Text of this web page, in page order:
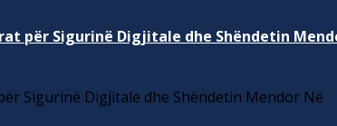
për Sigurinë Digjitale dhe Shëndetin
Sigurinë Digjitale dhe Shëndetin Mendor Në